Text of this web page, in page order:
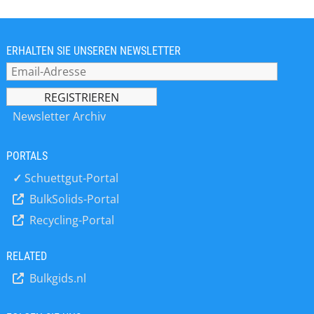
und Außendienst/ Bearbeitung und
Festigkeitsberechnungen von
Filtergehäusen * Bearbeitung von
techn. Reklamationen (im Haus und
Großaufträgen * Erstellung von
Qualitäts- und Inspektionsplänen
(QIP) * Überwachung der Einhaltung
von QIP’s Ansprechpartner für
und Trocknung von Tabletten. Dabei
gereinigt. Da es sich bei der
Anwendung um brennbare Stäube
handelt ist das System in
druckstoßfester Ausführung gebaut.
Die Beauftragung erfolgte im Juli 2023,
ERHALTEN SIE UNSEREN NEWSLETTER
Newsletter Archiv
PORTALS
✓ Schuettgut-Portal
BulkSolids-Portal
Recycling-Portal
RELATED
Bulkgids.nl